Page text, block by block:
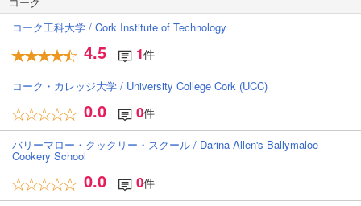
コーク工科大学 / Cork Institute of Technology
4.5 1件
コーク・カレッジ大学 / University College Cork (UCC)
0.0 0件
バリーマロー・クックリー・スクール / Darina Allen's Ballymaloe
Cookery School
0.0 0件